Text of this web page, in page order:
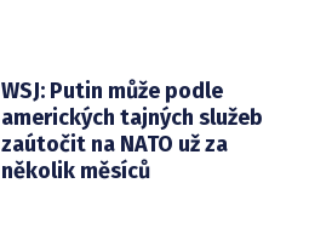
WSJ: Putin může podle
amerických tajných služeb
zaútočit na NATO už za
několik měsíců